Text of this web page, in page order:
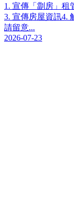
1. 宣傳「劏房」租
3. 宣傳房屋資訊4.
請留意...
2026-07-23